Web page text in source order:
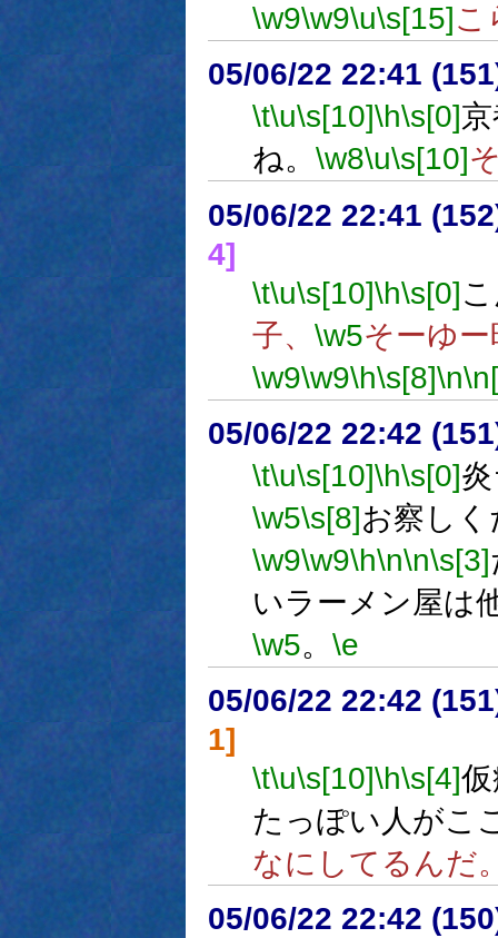
\w9\w9\u\s[15]こ
05/06/22 22:41
\t\u\s[10]\h\s[0]
ね。 \w8\u\s[10]
05/06/22 22:41
4]
\t\u\s[10]\h\s[0]
子、 \w5そーゆ
\w9\w9\h\s[8]\n
05/06/22 22:42
\t\u\s[10]\h\s[0]
\w5\s[8]お察し
\w9\w9\h\n\n\s[3]
いラーメン屋は
\w5。 \e
05/06/22 22:42
1]
\t\u\s[10]\h\s[4]
たっぽい人がこ
なにしてるんだ
05/06/22 22:42